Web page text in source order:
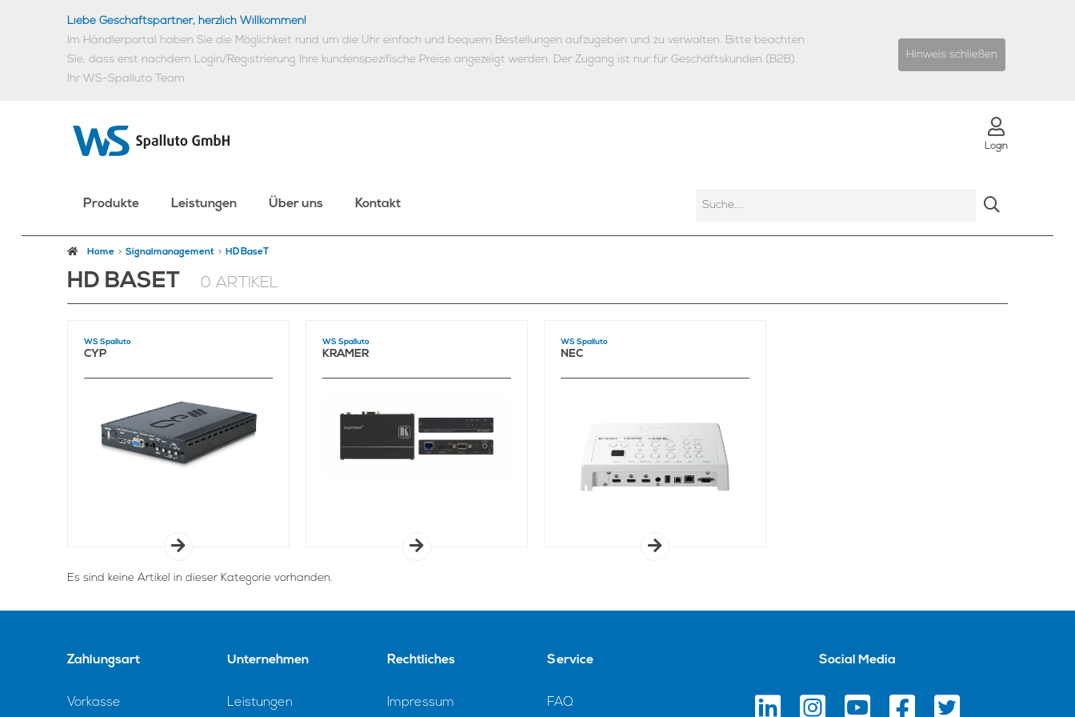
Liebe Geschäftspartner, herzlich Willkommen!
Im Händlerportal haben Sie die Möglichkeit rund um die Uhr einfach und bequem Bestellungen aufzugeben und zu verwalten. Bitte beachten
Sie, dass erst nachdem Login/Registrierung Ihre kundenspezifische Preise angezeigt werden. Der Zugang ist nur für Geschäftskunden (B2B).
Ihr WS-Spalluto Team
Hinweis schließen
Login
Produkte Leistungen Über uns Kontakt
Home Signalmanagement HD BaseT
HD BASET 0 ARTIKEL
WS Spalluto
CYP
WS Spalluto
KRAMER
WS Spalluto
NEC
Es sind keine Artikel in dieser Kategorie vorhanden.
Zahlungsart
Vorkasse
Unternehmen
Leistungen
Rechtliches
Impressum
Service
FAQ
Social Media